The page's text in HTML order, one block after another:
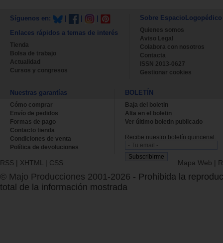
Síguenos en:
Enlaces rápidos a temas de interés
Tienda
Bolsa de trabajo
Actualidad
Cursos y congresos
Sobre EspacioLogopédico
Quienes somos
Aviso Legal
Colabora con nosotros
Contacta
ISSN 2013-0627
Gestionar cookies
Nuestras garantías
Cómo comprar
Envío de pedidos
Formas de pago
Contacto tienda
Condiciones de venta
Política de devoluciones
BOLETÍN
Baja del boletin
Alta en el boletin
Ver último boletin publicado
Recibe nuestro boletín quincenal.
RSS | XHTML | CSS Mapa Web |
© Majo Producciones 2001-2026 - Prohibida la
total de la información mostrada